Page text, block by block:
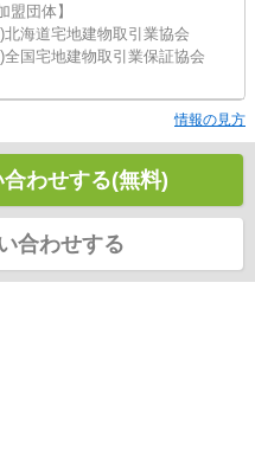
盟団体】
北海道宅地建物取引業協会
全国宅地建物取引業保証協会
情報の見方
わせする(無料)
合わせする